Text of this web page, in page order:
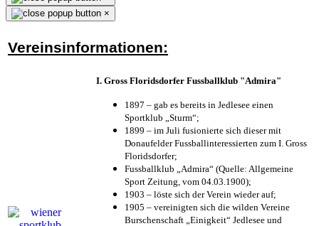
×
Vereinsinformationen:
I. Gross Floridsdorfer Fussballklub "Admira"
1897 – gab es bereits in Jedlesee einen
Sportklub „Sturm“;
1899 – im Juli fusionierte sich dieser mit
Donaufelder Fussballinteressierten zum I. Gross
Floridsdorfer;
Fussballklub „Admira“ (Quelle: Allgemeine
Sport Zeitung, vom 04.03.1900);
1903 – löste sich der Verein wieder auf;
1905 – vereinigten sich die wilden Vereine
Burschenschaft „Einigkeit“ Jedlesee und